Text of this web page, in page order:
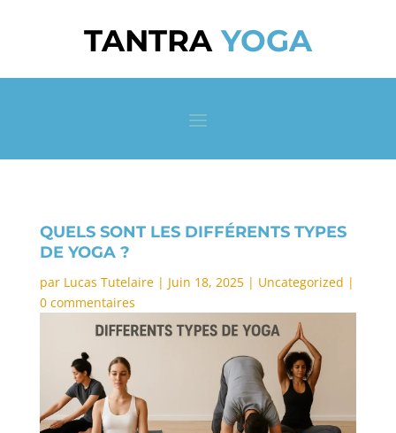
TANTRAYOGA
QUELS SONT LES DIFFÉRENTS TYPES
DE YOGA ?
par Lucas Tutelaire| Juin 18, 2025| Uncategorized |
0 commentaires